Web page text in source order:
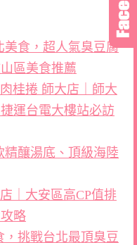
美食，超人氣臭豆腐
區美食推薦
桂捲 師大店｜師大
運台電大樓站必訪
釀湯底、頂級海陸
｜大安區高CP值排
略
挑戰台北最頂臭豆